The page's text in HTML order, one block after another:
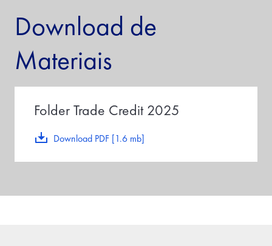
Download de
Materiais
Download PDF [1.6 mb]
Folder Trade Credit 2025